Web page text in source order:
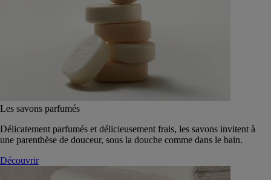
Les savons parfumés
Délicatement parfumés et délicieusement frais, les savons invitent à
une parenthèse de douceur, sous la douche comme dans le bain.
Découvrir